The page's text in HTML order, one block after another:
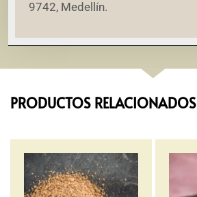
9742, Medellín.
PRODUCTOS RELACIONADOS